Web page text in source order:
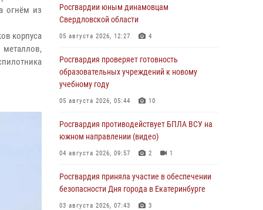
огнём из
корпуса
Росгвардии юным динамовцам
Свердловской области
05 августа 2026, 12:27 4
Росгвардия проверяет готовность
образовательных учреждений к новому
учебному году
05 августа 2026, 05:44 10
Росгвардия противодействует БПЛА ВСУ на
южном направлении (видео)
04 августа 2026, 09:57 2 1
Росгвардия приняла участие в обеспечении
безопасности Дня города в Екатеринбурге
03 августа 2026, 07:43 3